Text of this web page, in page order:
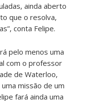
ainda aberto
que o resolva,
conta Felipe.
pelo menos uma
com o professor
de Waterloo,
missão de um
fará ainda uma